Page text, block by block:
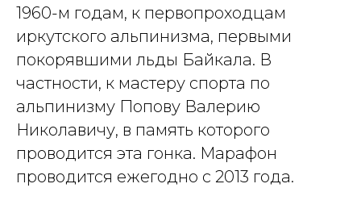
1960-м годам, к первопроходцам
иркутского альпинизма, первыми
покорявшими льды Байкала. В
частности, к мастеру спорта по
альпинизму Попову Валерию
Николавичу, в память которого
проводится эта гонка. Марафон
проводится ежегодно с 2013 года.